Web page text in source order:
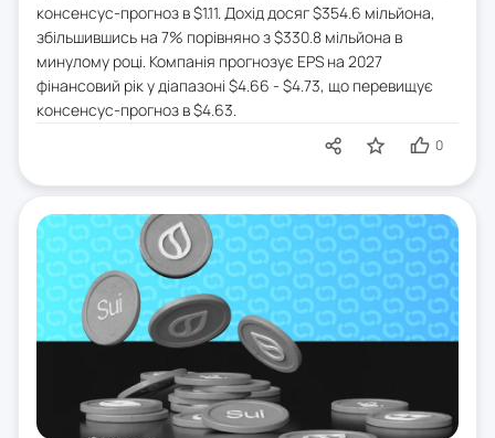
консенсус-прогноз в $1.11. Дохід досяг $354.6 мільйона,
збільшившись на 7% порівняно з $330.8 мільйона в
минулому році. Компанія прогнозує EPS на 2027
фінансовий рік у діапазоні $4.66 - $4.73, що перевищує
консенсус-прогноз в $4.63.
0